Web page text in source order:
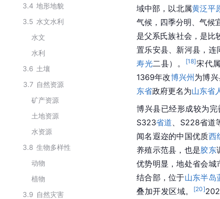
3.4 地形地貌
3.5 水文水利
水文
水利
3.6 土壤
3.7 自然资源
矿产资源
土地资源
水资源
3.8 生物多样性
动物
植物
3.9 自然灾害
域中部，以北属黄泛平
气候，四季分明、气候
是父系氏族社会，是比
置乐安县、新河县，
寿光二县）。 [18]宋代
1369年改博兴州为博
东省政府更名为山东省
博兴县已经形成较为
S323省道 、S228省
闻名遐迩的中国优质西
养殖示范县，也是胶东
优势明显，地处省会城
结合部，位于山东半岛
叠加开发区域。
[20]